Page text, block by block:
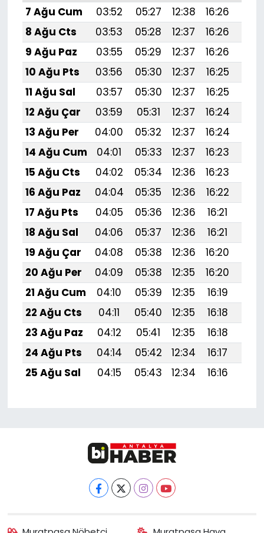
7 Ağu Cum
03:52 05:27 12:38 16:26
8 Ağu Cts
03:53 05:28 12:37 16:26
9 Ağu Paz
03:55 05:29 12:37 16:26
10 Ağu Pts
03:56 05:30 12:37 16:25
11 Ağu Sal
03:57 05:30 12:37 16:25
12 Ağu Çar
03:59 05:31 12:37 16:24
13 Ağu Per
04:00 05:32 12:37 16:24
14 Ağu Cum
04:01 05:33 12:37 16:23
15 Ağu Cts
04:02 05:34 12:36 16:23
16 Ağu Paz
04:04 05:35 12:36 16:22
17 Ağu Pts
04:05 05:36 12:36 16:21
18 Ağu Sal
04:06 05:37 12:36 16:21
19 Ağu Çar
04:08 05:38 12:36 16:20
20 Ağu Per
04:09 05:38 12:35 16:20
21 Ağu Cum
04:10 05:39 12:35 16:19
22 Ağu Cts
04:11 05:40 12:35 16:18
23 Ağu Paz
04:12 05:41 12:35 16:18
24 Ağu Pts
04:14 05:42 12:34 16:17
25 Ağu Sal
04:15 05:43 12:34 16:16